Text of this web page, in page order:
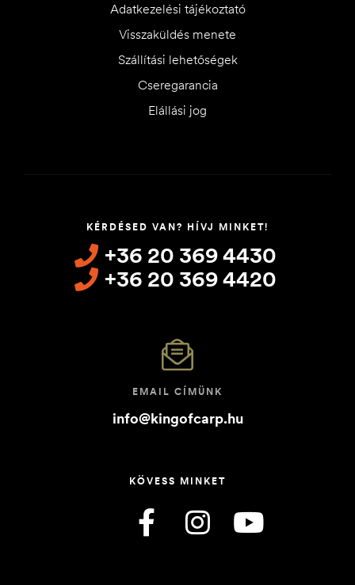
Adatkezelési tájékoztató
Visszaküldés menete
Szállítási lehetőségek
Cseregarancia
Elállási jog
KÉRDÉSED VAN? HÍVJ MINKET!
+36 20 369 4430
+36 20 369 4420
EMAIL CÍMÜNK
info@kingofcarp.hu
KÖVESS MINKET